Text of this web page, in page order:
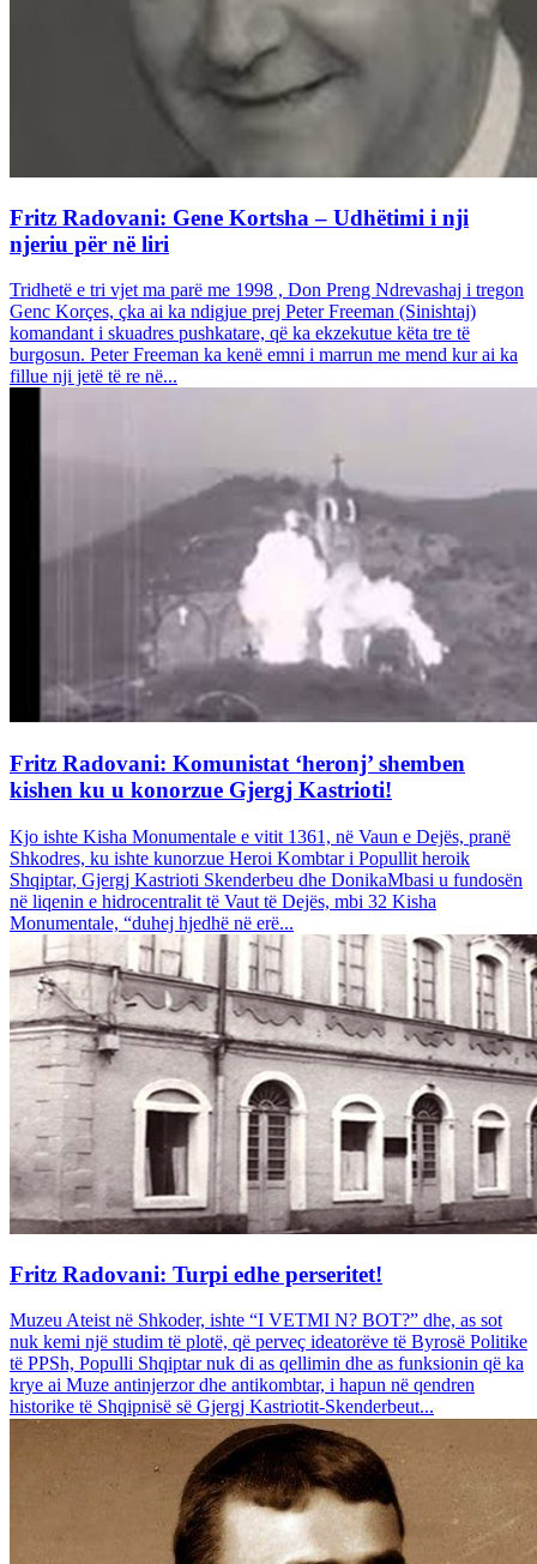
Fritz Radovani: Gene Kortsha – Udhëtimi i nji
njeriu për në liri
Tridhetë e tri vjet ma parë me 1998 , Don Preng Ndrevashaj i tregon
Genc Korçes, çka ai ka ndigjue prej Peter Freeman (Sinishtaj)
komandant i skuadres pushkatare, që ka ekzekutue këta tre të
burgosun. Peter Freeman ka kenë emni i marrun me mend kur ai ka
fillue nji jetë të re në...
Fritz Radovani: Komunistat ‘heronj’ shemben
kishen ku u konorzue Gjergj Kastrioti!
Kjo ishte Kisha Monumentale e vitit 1361, në Vaun e Dejës, pranë
Shkodres, ku ishte kunorzue Heroi Kombtar i Popullit heroik
Shqiptar, Gjergj Kastrioti Skenderbeu dhe DonikaMbasi u fundosën
në liqenin e hidrocentralit të Vaut të Dejës, mbi 32 Kisha
Monumentale, “duhej hjedhë në erë...
Fritz Radovani: Turpi edhe perseritet!
Muzeu Ateist në Shkoder, ishte “I VETMI N? BOT?” dhe, as sot
nuk kemi një studim të plotë, që perveç ideatorëve të Byrosë Politike
të PPSh, Populli Shqiptar nuk di as qellimin dhe as funksionin që ka
krye ai Muze antinjerzor dhe antikombtar, i hapun në qendren
historike të Shqipnisë së Gjergj Kastriotit-Skenderbeut...